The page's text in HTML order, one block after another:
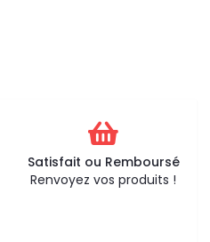
Satisfait ou Remboursé
Renvoyez vos produits !